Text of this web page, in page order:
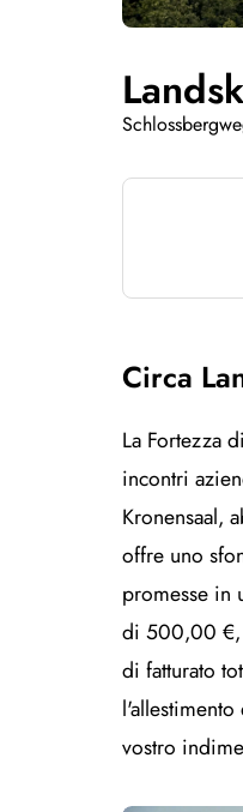
Circa
La Fortezza
incontri
Kronensaal,
offre uno
promesse in
di 500,00 €,
di fatturato
vostro